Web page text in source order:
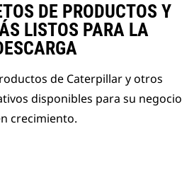
DE PRODUCTOS Y
LISTOS PARA LA
de Caterpillar y otros
disponibles para su negocio
crecimiento.